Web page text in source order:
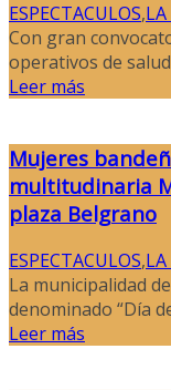
ESPECTACULOS,
Con gran
operativos de
Leer más
Mujeres
multitudinaria
plaza Belgrano
ESPECTACULOS,
La municipalidad
denominado “Día
Leer más